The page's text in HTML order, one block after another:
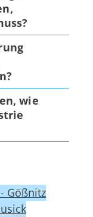
wie
Gößnitz